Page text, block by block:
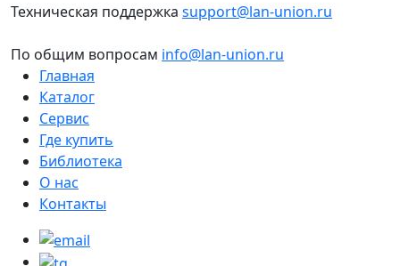
Техническая поддержка support@lan-union.ru
По общим вопросам info@lan-union.ru
Главная
Каталог
Сервис
Где купить
Библиотека
О нас
Контакты